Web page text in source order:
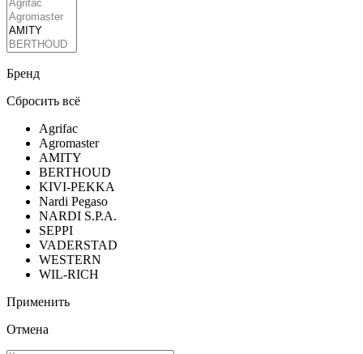
Бренд
Сбросить всё
Agrifac
Agromaster
AMITY
BERTHOUD
KIVI-PEKKA
Nardi Pegaso
NARDI S.P.A.
SEPPI
VADERSTAD
WESTERN
WIL-RICH
Применить
Отмена